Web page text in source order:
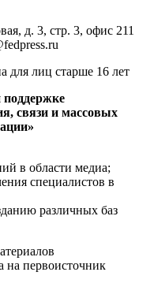
д. 3, стр. 3, офис 211
для лиц старше 16 лет
связи и массовых
в области медиа;
специалистов в
различных баз
на первоисточник